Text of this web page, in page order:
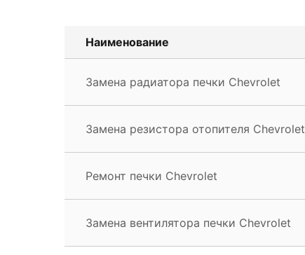
Наименование
Замена радиатора печки Chevrolet
Замена резистора отопителя Chevrolet
Ремонт печки Chevrolet
Замена вентилятора печки Chevrolet